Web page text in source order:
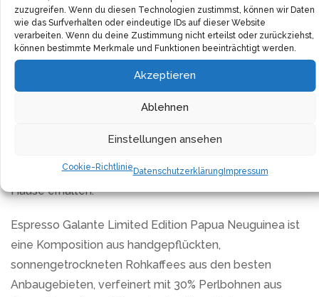
zuzugreifen. Wenn du diesen Technologien zustimmst, können wir Daten
wie das Surfverhalten oder eindeutige IDs auf dieser Website
verarbeiten. Wenn du deine Zustimmung nicht erteilst oder zurückziehst,
können bestimmte Merkmale und Funktionen beeinträchtigt werden.
Akzeptieren
Ablehnen
Einstellungen ansehen
Cookie-RichtlinieDatenschutzerklärungImpressum
Guatemala, Mexiko und Indien. Das vielschichtige
Aroma dieses Kaffees bietet verführerische Noten von
Schokolade und Karamell, die von einer dezent süßen
Vanillenote abgerundet werden. Diese Vielfalt an
Aromen entfaltet sich am besten bei der Zubereitung
von Café Creme oder mit Milch versetzten
Delicato bis zum genussvollen Kaffeemoment zu
Hause erhalten.
Espresso Galante Limited Edition Papua Neuguinea ist
eine Komposition aus handgepflückten,
sonnengetrockneten Rohkaffees aus den besten
Anbaugebieten, verfeinert mit 30% Perlbohnen aus